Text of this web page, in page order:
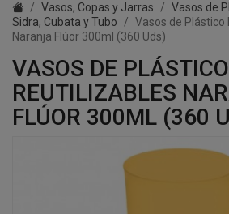
Vasos, Copas y Jarras Vasos de
Sidra, Cubata y Tubo
Vasos de Plástico
Naranja Flúor 300ml (360 Uds)
VASOS DE
REUTILIZABLES
FLÚOR 300ML (360